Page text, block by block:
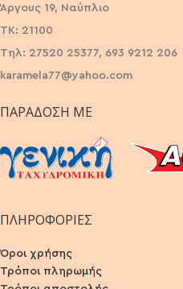
Άργους 19, Ναύπλιο
ΤΚ: 21100
Τηλ: 27520 25377, 693 9212 206
karamela77@yahoo.com
ΠΑΡΆΔΟΣΗ ΜΕ
ΠΛΗΡΟΦΟΡΙΕΣ
Όροι χρήσης
Τρόποι πληρωμής